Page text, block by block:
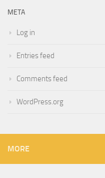
META
Log in
Entries feed
Comments feed
WordPress.org
MORE